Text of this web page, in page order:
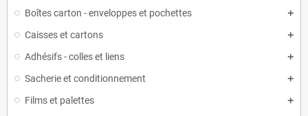
Boîtes carton - enveloppes et pochettes
Caisses et cartons
Adhésifs - colles et liens
Sacherie et conditionnement
Films et palettes